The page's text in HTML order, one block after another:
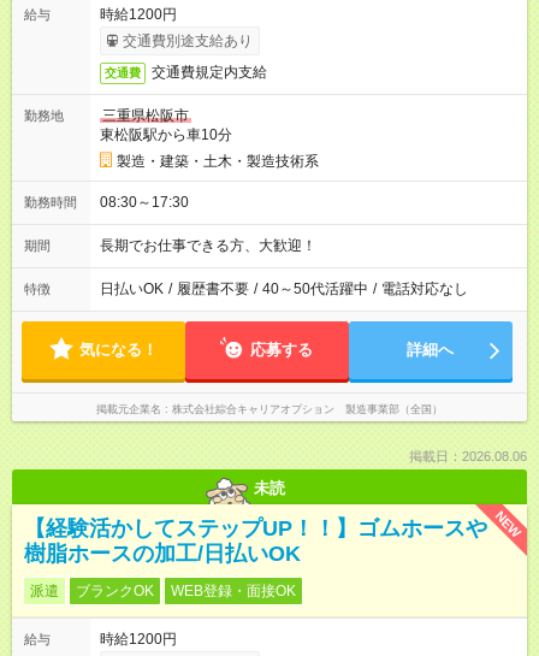
給与
時給1200円
交通費別途支給あり
交通費 交通費規定内支給
勤務地
三重県松阪市
東松阪駅から車10分
製造・建築・土木・製造技術系
勤務時間 08:30～17:30
期間 長期でお仕事できる方、大歓迎！
特徴 日払いOK / 履歴書不要 / 40～50代活躍中 / 電話対応なし
気になる！ 応募する 詳細へ
掲載元企業名 株式会社綜合キャリアオプション 製造事業部（全国）
掲載日：2026.08.06
未読
NEW
【経験活かしてステップUP！！】ゴムホースや
樹脂ホースの加工/日払いOK
派遣 ブランクOK WEB登録・面接OK
給与
時給1200円